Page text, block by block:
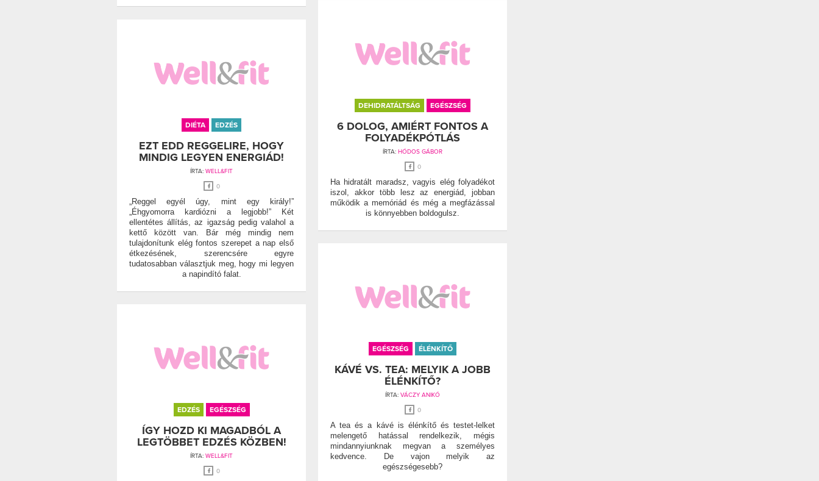
DEHIDRATÁLTSÁG EGÉSZSÉG
6 DOLOG, AMIÉRT FONTOS A
FOLYADÉKPÓTLÁS
ÍRTA: HÓDOS GÁBOR
0
Ha hidratált maradsz, vagyis elég folyadékot
iszol, akkor több lesz az energiád, jobban
működik a memóriád és még a megfázással
is könnyebben boldogulsz.
DIÉTA EDZÉS
EZT EDD REGGELIRE, HOGY
MINDIG LEGYEN ENERGIÁD!
ÍRTA: WELL&FIT
0
„Reggel egyél úgy, mint egy király!”
„Éhgyomorra kardiózni a legjobb!” Két
ellentétes állítás, az igazság pedig valahol a
kettő között van. Bár még mindig nem
tulajdonítunk elég fontos szerepet a nap első
étkezésének, szerencsére egyre
tudatosabban választjuk meg, hogy mi legyen
a napindító falat.
EGÉSZSÉG ÉLÉNKÍTŐ
KÁVÉ VS. TEA: MELYIK A JOBB
ÉLÉNKÍTŐ?
ÍRTA: VÁCZY ANIKÓ
0
A tea és a kávé is élénkítő és testet-lelket
melengető hatással rendelkezik, mégis
mindannyiunknak megvan a személyes
kedvence. De vajon melyik az
egészségesebb?
EDZÉS EGÉSZSÉG
ÍGY HOZD KI MAGADBÓL A
LEGTÖBBET EDZÉS KÖZBEN!
ÍRTA: WELL&FIT
0